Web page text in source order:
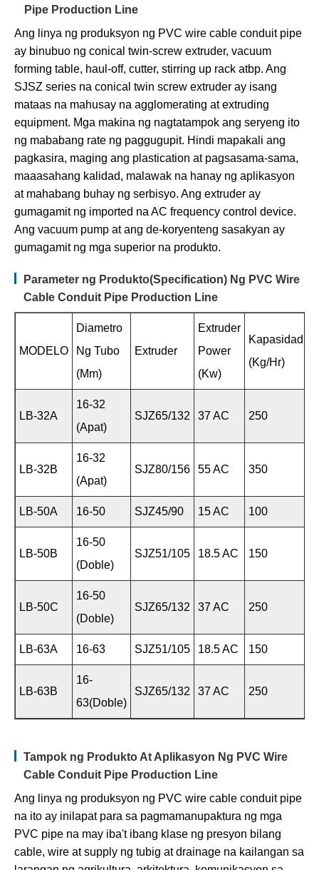
Pipe Production Line
Ang linya ng produksyon ng PVC wire cable conduit pipe
ay binubuo ng conical twin-screw extruder, vacuum
forming table, haul-off, cutter, stirring up rack atbp. Ang
SJSZ series na conical twin screw extruder ay isang
mataas na mahusay na agglomerating at extruding
equipment. Mga makina ng nagtatampok ang seryeng ito
ng mababang rate ng paggugupit. Hindi mapakali ang
pagkasira, maging ang plastication at pagsasama-sama,
maaasahang kalidad, malawak na hanay ng aplikasyon
at mahabang buhay ng serbisyo. Ang extruder ay
gumagamit ng imported na AC frequency control device.
Ang vacuum pump at ang de-koryenteng sasakyan ay
gumagamit ng mga superior na produkto.
Parameter ng Produkto(Specification) Ng PVC Wire
Cable Conduit Pipe Production Line
MODELO
Diametro
Ng Tubo
(mm)
Extruder
Extruder
Power
(kw)
Kapasidad
(kg/hr)
LB-32A
16-32
(apat)
SJZ65/132 37 AC 250
LB-32B
16-32
(apat)
SJZ80/156 55 AC 350
LB-50A 16-50 SJZ45/90 15 AC 100
LB-50B
16-50
(doble)
SJZ51/105 18.5 AC 150
LB-50C
16-50
(doble)
SJZ65/132 37 AC 250
LB-63A 16-63 SJZ51/105 18.5 AC 150
LB-63B
16-
63(doble)
SJZ65/132 37 AC 250
Tampok ng Produkto At Aplikasyon Ng PVC Wire
Cable Conduit Pipe Production Line
Ang linya ng produksyon ng PVC wire cable conduit pipe
na ito ay inilapat para sa pagmamanupaktura ng mga
PVC pipe na may iba't ibang klase ng presyon bilang
cable, wire at supply ng tubig at drainage na kailangan sa